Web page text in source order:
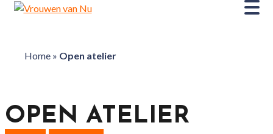
Home» Open atelier
OPEN ATELIER